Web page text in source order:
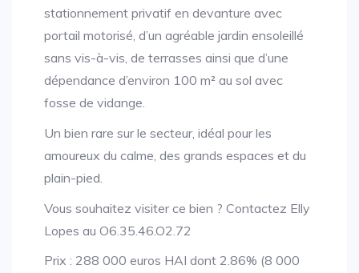
stationnement privatif en devanture avec
portail motorisé, d’un agréable jardin ensoleillé
sans vis-à-vis, de terrasses ainsi que d’une
dépendance d’environ 100 m² au sol avec
fosse de vidange.
Un bien rare sur le secteur, idéal pour les
amoureux du calme, des grands espaces et du
plain-pied.
Vous souhaitez visiter ce bien ? Contactez Elly
Lopes au O6.35.46.O2.72
Prix : 288 000 euros HAI dont 2.86% (8 000